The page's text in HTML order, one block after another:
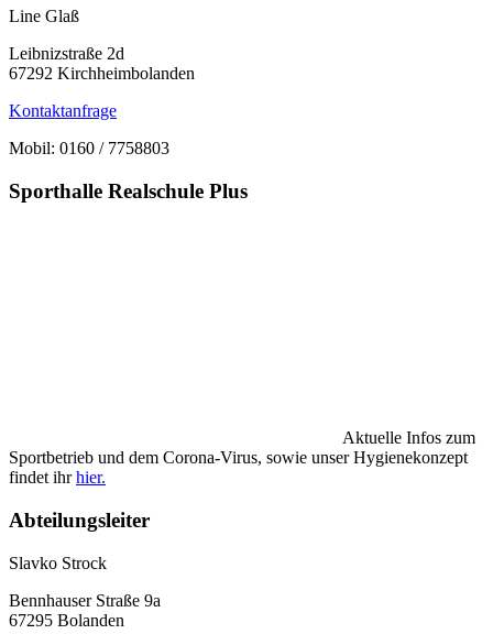
Line Glaß
Leibnizstraße 2d
67292 Kirchheimbolanden
Kontaktanfrage
Mobil: 0160 / 7758803
Sporthalle Realschule Plus
Aktuelle Infos zum
Sportbetrieb und dem Corona-Virus, sowie unser Hygienekonzept
findet ihrhier.
Abteilungsleiter
Slavko Strock
Bennhauser Straße 9a
67295 Bolanden